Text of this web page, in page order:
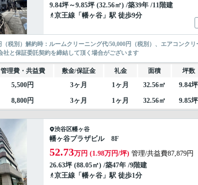
9.84坪～9.85坪 (32.56㎡) /築39年 /11階建
京王線 「 幡ヶ谷 」駅 徒歩9分
（税別）解約時：ルームクリーニング代/50,000円（税別）、エアコンク
社と保証委託契約を締結して頂く場合がございます
管理費・共益費 敷金/保証金 礼金 面積 坪数
5,500円 3ヶ月 1ヶ月 32.56㎡ 9.84坪
8,800円 3ヶ月 1ヶ月 32.56㎡ 9.85坪
渋谷区幡ヶ谷
幡ヶ谷プラザビル 8F
52.73万円 (1.98万円/坪) 管理/共益費87,879円
26.63坪 (88.05㎡) /築47年 /9階建
京王線 「 幡ヶ谷 」駅 徒歩1分